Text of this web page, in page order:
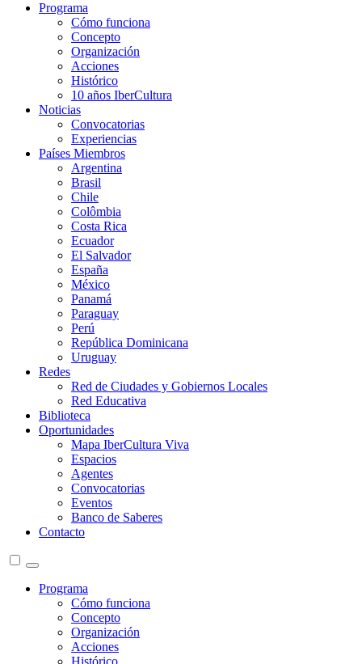
Programa
Cómo funciona
Concepto
Organización
Acciones
Histórico
10 años IberCultura
Noticias
Convocatorias
Experiencias
Países Miembros
Argentina
Brasil
Chile
Colômbia
Costa Rica
Ecuador
El Salvador
España
México
Panamá
Paraguay
Perú
República Dominicana
Uruguay
Redes
Red de Ciudades y Gobiernos Locales
Red Educativa
Biblioteca
Oportunidades
Mapa IberCultura Viva
Espacios
Agentes
Convocatorias
Eventos
Banco de Saberes
Contacto
Programa
Cómo funciona
Concepto
Organización
Acciones
Histórico